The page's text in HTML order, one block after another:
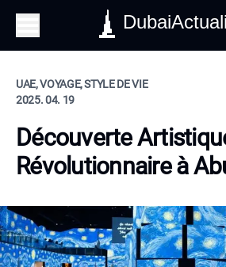
UAE, VOYAGE, STYLE DE VIE
2025. 04. 19
Découverte
Révolutionnaire à